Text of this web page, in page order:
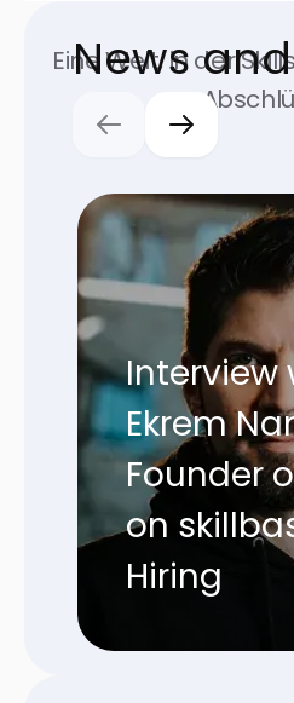
Eine Welt, in der
News
Previous slide
Next slide
Interview
Ekrem
Founder
on
Hiring